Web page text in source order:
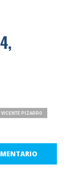
VICENTE PIZARRO